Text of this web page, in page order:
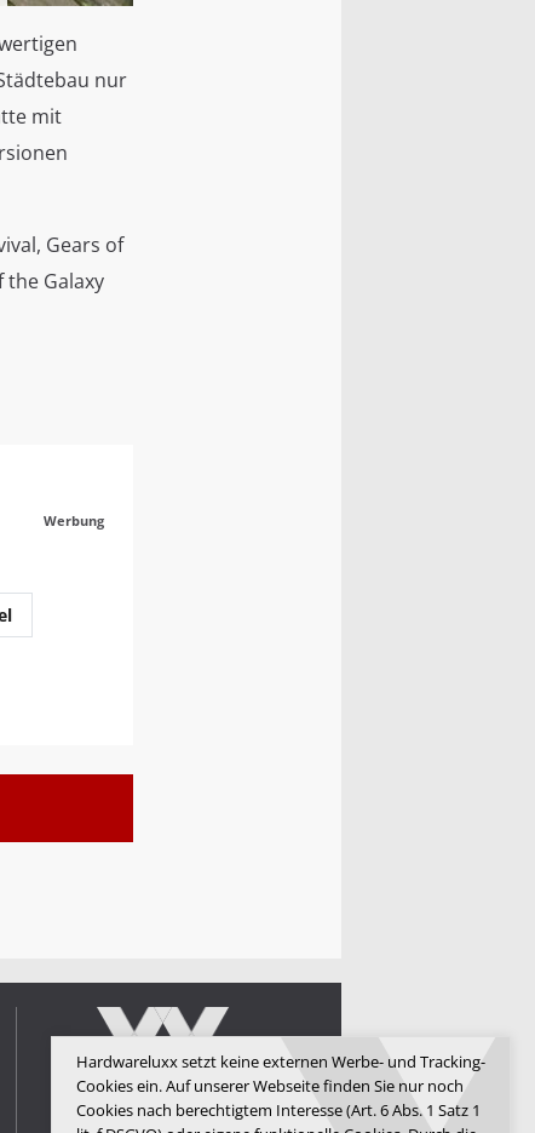
nur
mit
Gears of
the Galaxy
Werbung
Hardwareluxx setzt keine externen Werbe- und Tracking-
Cookies ein. Auf unserer Webseite finden Sie nur noch
Cookies nach berechtigtem Interesse (Art. 6 Abs. 1 Satz 1